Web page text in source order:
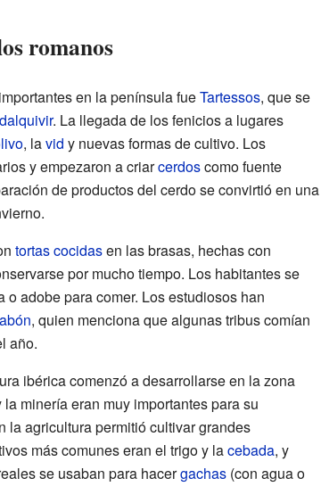
romanos
en la península fueTartessos, que se
. La llegada de los fenicios a lugares
, lavid y nuevas formas de cultivo. Los
y empezaron a criarcerdoscomo fuente
de productos del cerdo se convirtió en una
tortas cocidasen las brasas, hechas con
por mucho tiempo. Los habitantes se
adobe para comer. Los estudiosos han
, quien menciona que algunas tribus comían
año.
ibérica comenzó a desarrollarse en la zona
minería eran muy importantes para su
la agricultura permitió cultivar grandes
más comunes eran el trigo y lacebada, y
se usaban para hacergachas(con agua o